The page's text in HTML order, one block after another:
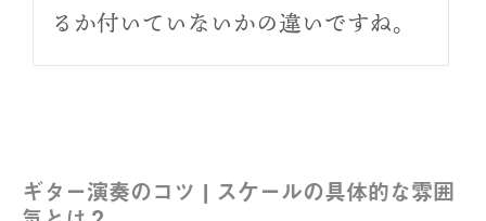
るか付いていないかの違いですね。
ギター演奏のコツ | スケールの具体的な雰囲